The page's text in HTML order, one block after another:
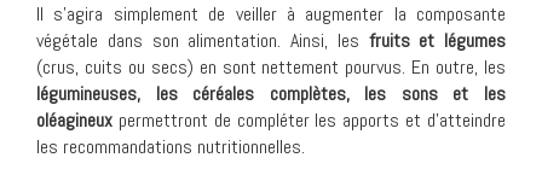
Il s’agira simplement de veiller à augmenter la composante
végétale dans son alimentation. Ainsi, les fruits et légumes
(crus, cuits ou secs) en sont nettement pourvus. En outre, les
légumineuses, les céréales complètes, les sons et les
oléagineux permettront de compléter les apports et d’atteindre
les recommandations nutritionnelles.